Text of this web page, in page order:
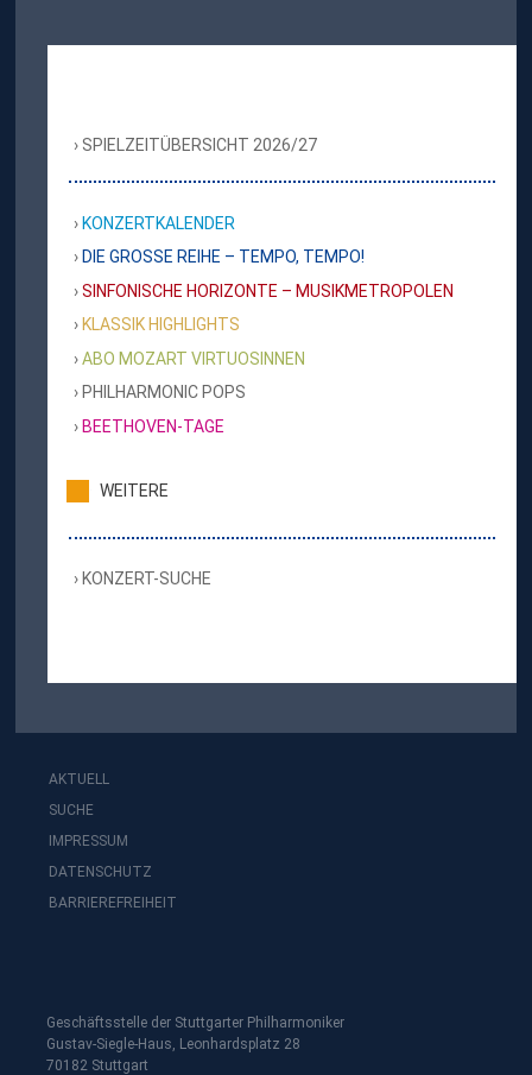
SPIELZEITÜBERSICHT 2026/27
KONZERTKALENDER
DIE GROSSE REIHE – TEMPO, TEMPO!
SINFONISCHE HORIZONTE – MUSIKMETROPOLEN
KLASSIK HIGHLIGHTS
ABO MOZART VIRTUOSINNEN
PHILHARMONIC POPS
BEETHOVEN-TAGE
WEITERE
KONZERT-SUCHE
AKTUELL
SUCHE
IMPRESSUM
DATENSCHUTZ
BARRIEREFREIHEIT
Geschäftsstelle der Stuttgarter Philharmoniker
Gustav-Siegle-Haus, Leonhardsplatz 28
70182 Stuttgart